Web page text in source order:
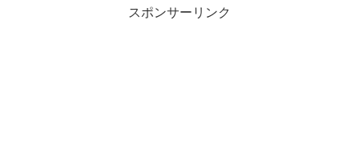
スポンサーリンク